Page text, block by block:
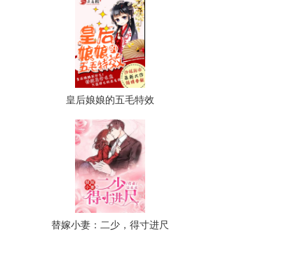
皇后娘娘的五毛特效
替嫁小妻：二少，得寸进尺